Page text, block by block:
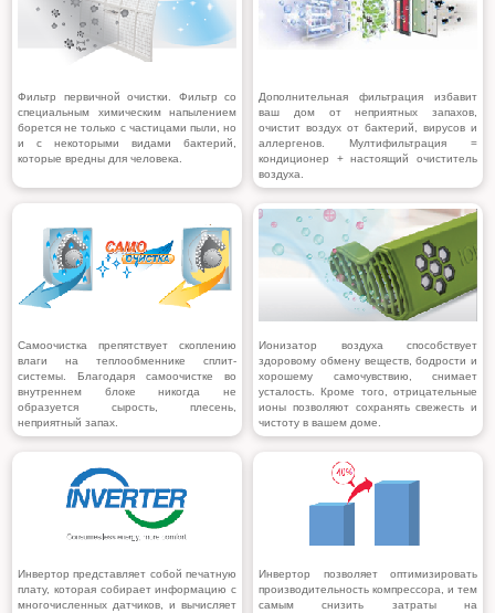
Фильтр первичной очистки. Фильтр со
специальным химическим напылением
борется не только с частицами пыли, но
и с некоторыми видами бактерий,
которые вредны для человека.
Дополнительная фильтрация избавит
ваш дом от неприятных запахов,
очистит воздух от бактерий, вирусов и
аллергенов. Мултифильтрация =
кондиционер + настоящий очиститель
воздуха.
Самоочистка препятствует скоплению
влаги на теплообменнике сплит-
системы. Благодаря самоочистке во
внутреннем блоке никогда не
образуется сырость, плесень,
неприятный запах.
Ионизатор воздуха способствует
здоровому обмену веществ, бодрости и
хорошему самочувствию, снимает
усталость. Кроме того, отрицательные
ионы позволяют сохранять свежесть и
чистоту в вашем доме.
Инвертор представляет собой печатную
плату, которая собирает информацию с
многочисленных датчиков, и вычисляет
Инвертор позволяет оптимизировать
производительность компрессора, и тем
самым снизить затраты на